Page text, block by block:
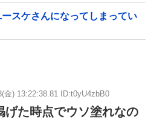
スケさんになってしまってい
金) 13:22:38.81 ID:t0yU4zbB0
げた時点でウソ塗れなの